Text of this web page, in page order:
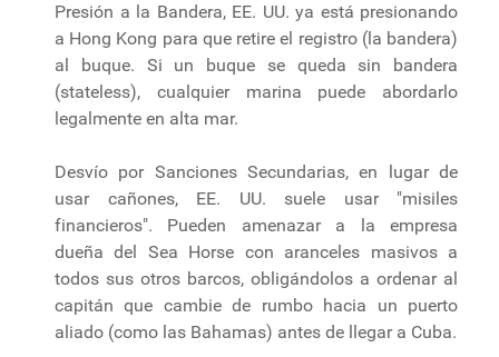
Presión a la Bandera, EE. UU. ya está presionando
a Hong Kong para que retire el registro (la bandera)
al buque. Si un buque se queda sin bandera
(stateless), cualquier marina puede abordarlo
legalmente en alta mar.
Desvío por Sanciones Secundarias, en lugar de
usar cañones, EE. UU. suele usar "misiles
financieros". Pueden amenazar a la empresa
dueña del Sea Horse con aranceles masivos a
todos sus otros barcos, obligándolos a ordenar al
capitán que cambie de rumbo hacia un puerto
aliado (como las Bahamas) antes de llegar a Cuba.